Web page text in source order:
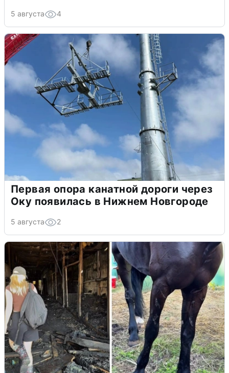
5 августа 4
Первая опора канатной дороги через
Оку появилась в Нижнем Новгороде
5 августа 2